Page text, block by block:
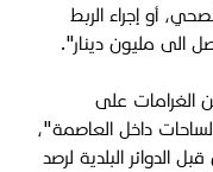
أو إجراء الربط
الى مليون دينار".
الغرامات على
داخل العاصمة"،
الدوائر البلدية لرصد